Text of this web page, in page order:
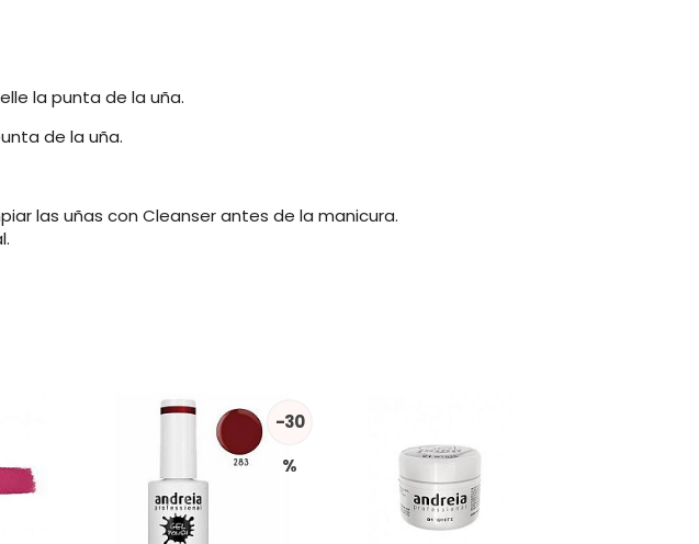
la punta de la uña.
de la uña.
las uñas con Cleanser antes de la manicura.
-30
%